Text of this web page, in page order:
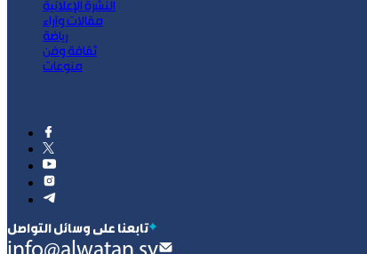
النشرة الإعلانية
مقالات وآراء
رياضة
ثقافة وفن
منوعات
‫تابعنا على وسائل التواصل